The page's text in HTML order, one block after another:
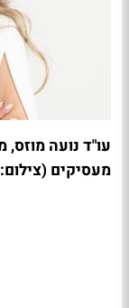
עו"ד נועה
מעסיקים